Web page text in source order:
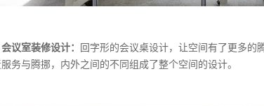
会议室装修设计：
回字形的会议桌设计，让空间有了更多
务与腾挪，内外之间的不同组成了整个空间的设计。